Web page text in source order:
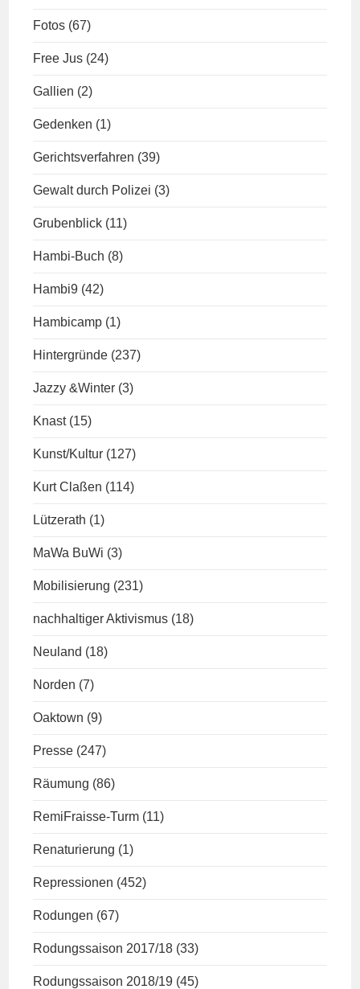
Fotos (67)
Free Jus (24)
Gallien (2)
Gedenken (1)
Gerichtsverfahren (39)
Gewalt durch Polizei (3)
Grubenblick (11)
Hambi-Buch (8)
Hambi9 (42)
Hambicamp (1)
Hintergründe (237)
Jazzy &Winter (3)
Knast (15)
Kunst/Kultur (127)
Kurt Claßen (114)
Lützerath (1)
MaWa BuWi (3)
Mobilisierung (231)
nachhaltiger Aktivismus (18)
Neuland (18)
Norden (7)
Oaktown (9)
Presse (247)
Räumung (86)
RemiFraisse-Turm (11)
Renaturierung (1)
Repressionen (452)
Rodungen (67)
Rodungssaison 2017/18 (33)
Rodungssaison 2018/19 (45)